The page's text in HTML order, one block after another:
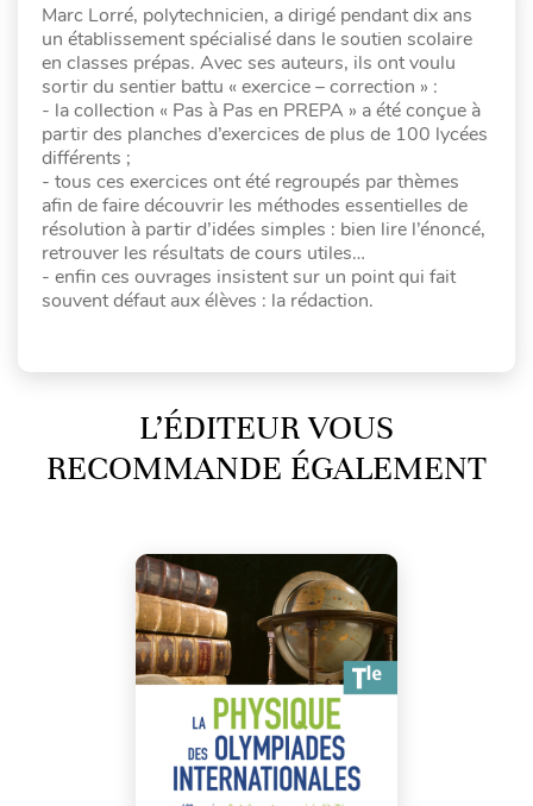
Marc Lorré, polytechnicien, a dirigé pendant dix ans
un établissement spécialisé dans le soutien scolaire
en classes prépas. Avec ses auteurs, ils ont voulu
sortir du sentier battu « exercice – correction » :
- la collection « Pas à Pas en PREPA » a été conçue à
partir des planches d’exercices de plus de 100 lycées
différents ;
- tous ces exercices ont été regroupés par thèmes
afin de faire découvrir les méthodes essentielles de
résolution à partir d’idées simples : bien lire l’énoncé,
retrouver les résultats de cours utiles…
- enfin ces ouvrages insistent sur un point qui fait
souvent défaut aux élèves : la rédaction.
L’ÉDITEUR VOUS
RECOMMANDE ÉGALEMENT